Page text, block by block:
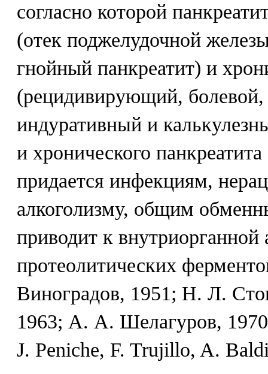
согласно которой
(отек поджелудочной
гнойный панкреатит) и
(рецидивирующий,
индуративный и
и хронического
придается инфекциям,
алкоголизму, общим
приводит к внутриорганной
протеолитических
Виноградов, 1951; Н. Л.
1963; А. А. Шелагуров,
J. Peniche, F. Trujillo, A.